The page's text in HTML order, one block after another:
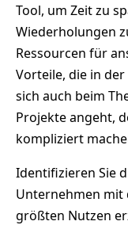
Tool, um Zeit zu
Wiederholungen
Ressourcen für
Vorteile, die in
sich auch beim
Projekte angeht,
kompliziert
Identifizieren Sie
Unternehmen mit
größten Nutzen